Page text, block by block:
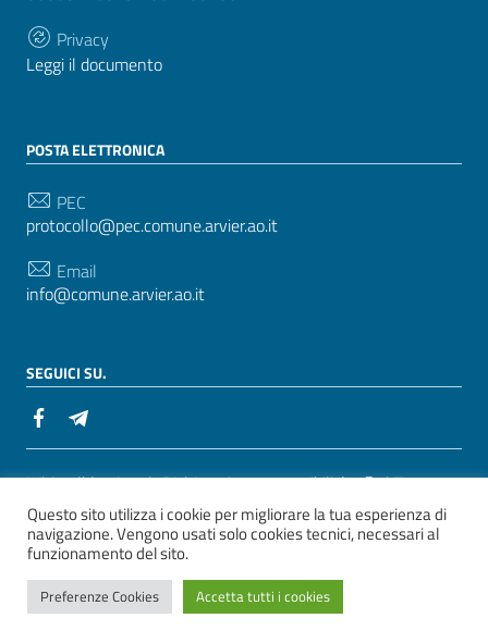
Privacy
Leggi il documento
POSTA ELETTRONICA
PEC
protocollo@pec.comune.arvier.ao.it
Email
info@comune.arvier.ao.it
SEGUICI SU.
Sezione Link Utili
Whistelblowing | Dichiarazione accessibilità
| Tema
grafico ItaliaWP2 | Basato sul Prototipo per siti PA di
AgID
ver. 2
Questo sito utilizza i cookie per migliorare la tua esperienza di
navigazione. Vengono usati solo cookies tecnici, necessari al
funzionamento del sito.
Preferenze Cookies Accetta tutti i cookies